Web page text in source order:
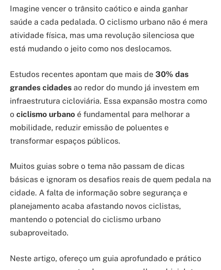
Imagine vencer o trânsito caótico e ainda ganhar
saúde a cada pedalada. O ciclismo urbano não é mera
atividade física, mas uma revolução silenciosa que
está mudando o jeito como nos deslocamos.
Estudos recentes apontam que mais de 30% das
grandes cidades ao redor do mundo já investem em
infraestrutura cicloviária. Essa expansão mostra como
o ciclismo urbano é fundamental para melhorar a
mobilidade, reduzir emissão de poluentes e
transformar espaços públicos.
Muitos guias sobre o tema não passam de dicas
básicas e ignoram os desafios reais de quem pedala na
cidade. A falta de informação sobre segurança e
planejamento acaba afastando novos ciclistas,
mantendo o potencial do ciclismo urbano
subaproveitado.
Neste artigo, ofereço um guia aprofundado e prático